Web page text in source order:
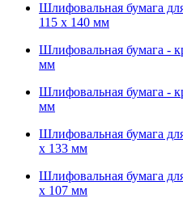
Шлифовальная бумага
115 х 140 мм
Шлифовальная бумага -
мм
Шлифовальная бумага -
мм
Шлифовальная бумага
х 133 мм
Шлифовальная бумага
х 107 мм